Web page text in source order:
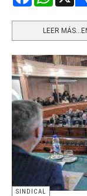
LEER
SINDICAL